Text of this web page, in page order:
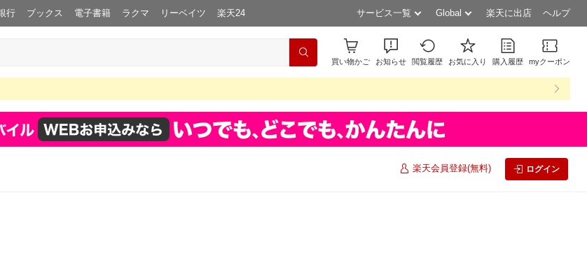
行 ブックス 電子書籍 ラクマ リーベイツ 楽天24 サービス一覧 Global 楽天に出店 ヘルプ
買い物かご お知らせ 閲覧履歴 お気に入り 購入履歴 myクーポン
楽天会員登録(無料) ログイン